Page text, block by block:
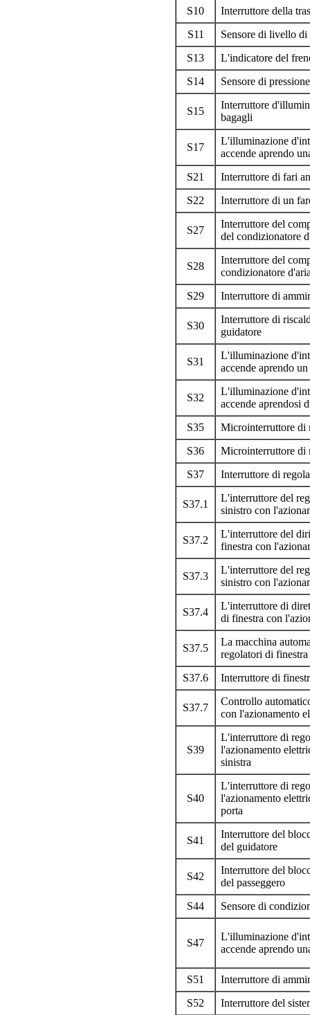
S10
Interruttore della
S11
Sensore di livello
S13
L'indicatore del
S14
Sensore di
S15
Interruttore
bagagli
S17
L'illuminazione
accende aprendo
S21
Interruttore di fari
S22
Interruttore di un
S27
Interruttore del
del condizionatore
S28
Interruttore del
condizionatore
S29
Interruttore di
S30
Interruttore di
guidatore
S31
L'illuminazione
accende aprendo
S32
L'illuminazione
accende aprendosi
S35
Microinterruttore di
S36
Microinterruttore di
S37
Interruttore di
S37.1
L'interruttore del
sinistro con
S37.2
L'interruttore del
finestra con
S37.3
L'interruttore del
sinistro con
S37.4
L'interruttore di
di finestra con
S37.5
La macchina
regolatori di
S37.6
Interruttore di
S37.7
Controllo
con l'azionamento
S39
L'interruttore di
l'azionamento
sinistra
S40
L'interruttore di
l'azionamento
porta
S41
Interruttore del
del guidatore
S42
Interruttore del
del passeggero
S44
Sensore di
S47
L'illuminazione
accende aprendo
S51
Interruttore di
S52
Interruttore del